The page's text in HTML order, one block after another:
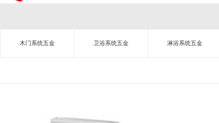
木门系统五金 卫浴系统五金 淋浴系统五金